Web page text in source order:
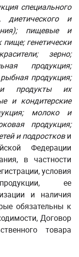
специального
диетического и
пищевые и
генетически
зерно;
продукция;
продукция;
продукты их
и кондитерские
молоко и
продукция;
и подросткови
Федерации
в частности
условия
ее
и наличия
обязательны к
Договор
товара